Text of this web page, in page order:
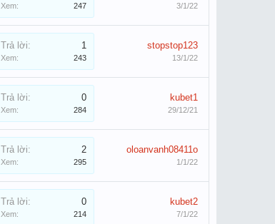
Xem: 247 3/1/22
Trả lời: 1
Xem: 243
stopstop123
13/1/22
Trả lời: 0
Xem: 284
kubet1
29/12/21
Trả lời: 2
Xem: 295
oloanvanh08411o
1/1/22
Trả lời: 0
Xem: 214
kubet2
7/1/22